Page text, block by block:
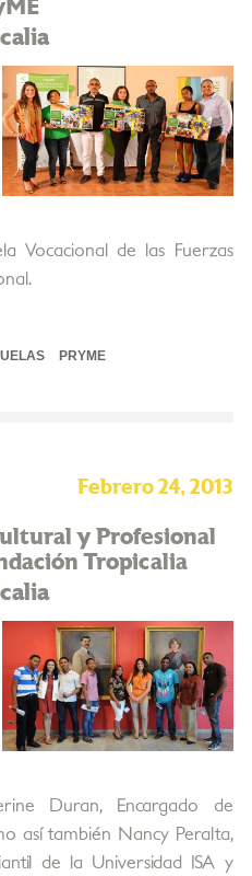
Vocacional de las Fuerzas
PRYME
Febrero 24, 2013
y Profesional
Tropicalia
Duran, Encargado de
así también Nancy Peralta,
de la Universidad ISA y